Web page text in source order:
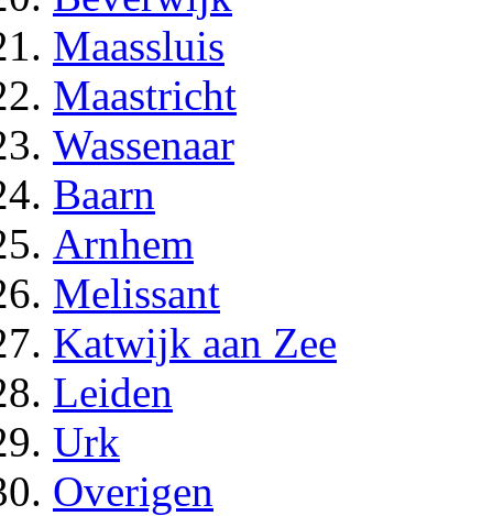
Maassluis
Maastricht
Wassenaar
Baarn
Arnhem
Melissant
Katwijk aan Zee
Leiden
Urk
Overigen